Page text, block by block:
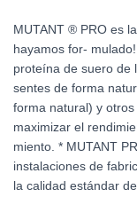
MUTANT ® PRO es
hayamos for-
proteína de suero de
sentes de forma
forma natural) y
maximizar el
miento. * MUTANT
instalaciones de
la calidad estándar